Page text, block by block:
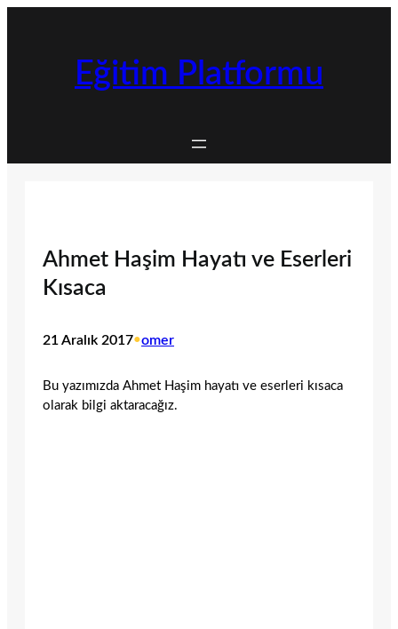
Eğitim Platformu
Ahmet Haşim Hayatı ve Eserleri
Kısaca
21 Aralık 2017•omer
Bu yazımızda Ahmet Haşim hayatı ve eserleri kısaca
olarak bilgi aktaracağız.